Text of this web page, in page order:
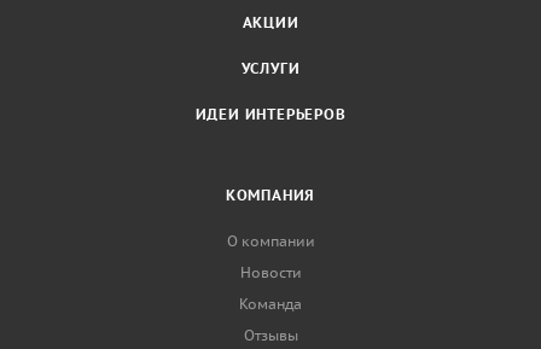
АКЦИИ
УСЛУГИ
ИДЕИ ИНТЕРЬЕРОВ
КОМПАНИЯ
О компании
Новости
Команда
Отзывы